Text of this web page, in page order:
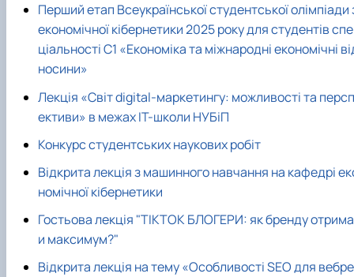
Перший етап Всеукраїнської студентської олімпіади
економічної кібернетики 2025 року для студентів спе
ціальності С1 «Економіка та міжнародні економічні
носини»
Лекція «Світ digital-маркетингу: можливості та персп
ективи» в межах IT-школи НУБіП
Конкурс студентських наукових робіт
Відкрита лекція з машинного навчання на кафедрі
номічної кібернетики
Гостьова лекція "ТІКТОК БЛОГЕРИ: як бренду
и максимум?"
Відкрита лекція на тему «Особливості SEO для вебре